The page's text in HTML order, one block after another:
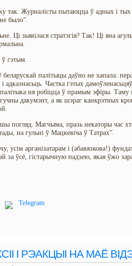
так. Журналісты пытаюцца ў адных і
было”.
Ці зьявілася стратэгія? Так! Ці яна
ў гэтым.
беларускай палітыцы даўно не хапала:
адказнасьць. Частка гэтых
ня робіцца ў прамым эфіры. Таму
дакумэнт, а як шэраг канкрэтных
погляд. Магчыма, празь некаторы час
на гульні ў Мацкевіча ў Татрах”.
усім арганізатарам і (абавязкова!)
за ўсё, гістарычную падзею, якая ўжо
Telegram
І РЭАКЦЫІ НА МАЁ